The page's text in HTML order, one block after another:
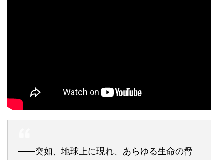
――突如、地球上に現れ、あらゆる生命の脅